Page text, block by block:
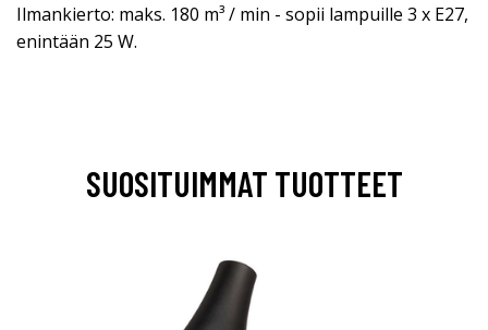
Ilmankierto: maks. 180 m³ / min - sopii lampuille 3 x E27,
enintään 25 W.
SUOSITUIMMAT TUOTTEET